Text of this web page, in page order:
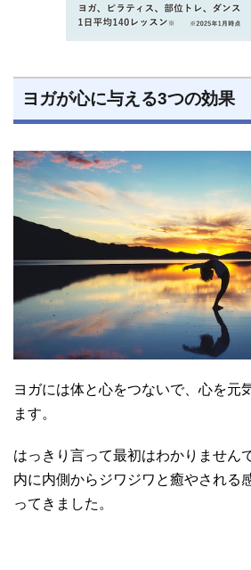
ヨガが心に与える3つの効果
ヨガには体と心をつないで、心を元
ます。
はっきり言って最初はわかりません
内に内側からジワジワと癒やされる
ってきました。